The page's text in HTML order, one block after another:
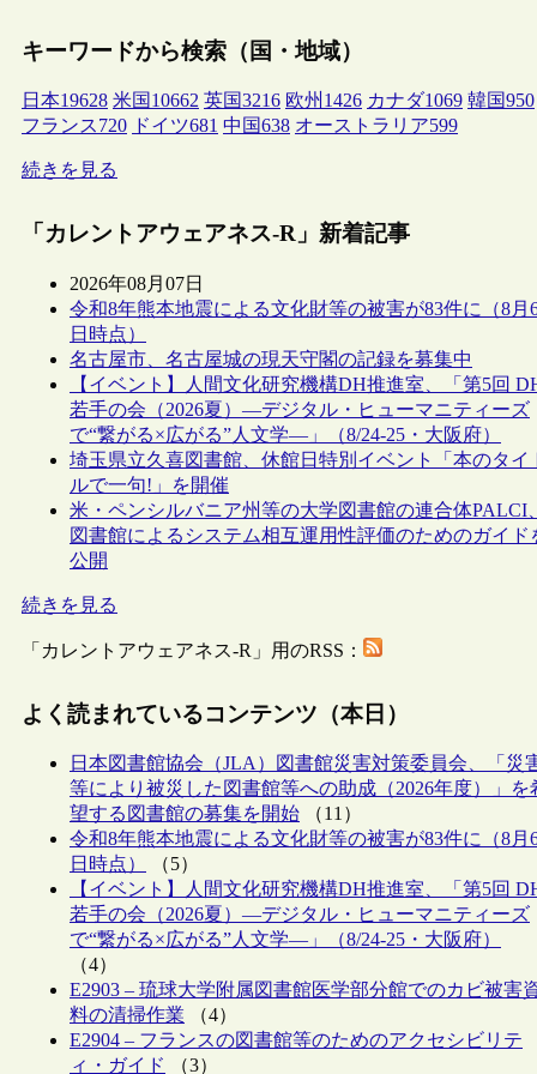
キーワードから検索（国・地域）
日本19628 米国 10662 英国3216 欧州 1426 カナダ1069 韓国950
フランス720 ドイツ681 中国638 オーストラリア599
続きを見る
「カレントアウェアネス-R」新着記事
2026年08月07日
令和8年熊本地震による文化財等の被害が83件に（8月
日時点）
名古屋市、名古屋城の現天守閣の記録を募集中
【イベント】人間文化研究機構DH推進室、「第5回
若手の会（2026夏）―デジタル・ヒューマニティーズ
で“繋がる×広がる”人文学―」（8/24-25・大阪府）
埼玉県立久喜図書館、休館日特別イベント「本のタイ
ルで一句!」を開催
米・ペンシルバニア州等の大学図書館の連合体PALCI、
図書館によるシステム相互運用性評価のためのガイド
公開
続きを見る
「カレントアウェアネス-R」用のRSS：
よく読まれているコンテンツ（本日）
日本図書館協会（JLA）図書館災害対策委員会、「災
等により被災した図書館等への助成（2026年度）」を
望する図書館の募集を開始 （11）
令和8年熊本地震による文化財等の被害が83件に（8月
日時点）
（5）
【イベント】人間文化研究機構DH推進室、「第5回
若手の会（2026夏）―デジタル・ヒューマニティーズ
で“繋がる×広がる”人文学―」（8/24-25・大阪府）
（4）
E2903 – 琉球大学附属図書館医学部分館でのカビ被害
料の清掃作業 （4）
E2904 – フランスの図書館等のためのアクセシビリテ
ィ・ガイド
（3）